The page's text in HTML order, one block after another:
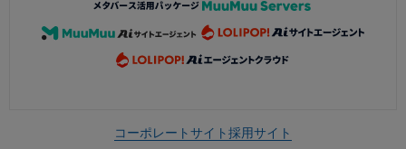
コーポレートサイト採用サイト